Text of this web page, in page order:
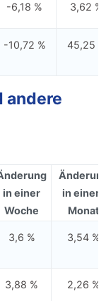
-6,18 % 3,62 %
-10,72 % 45,25 %
andere
in einer
Woche
in einem
Monat
3,6 % 3,54 %
3,88 % 2,26 %